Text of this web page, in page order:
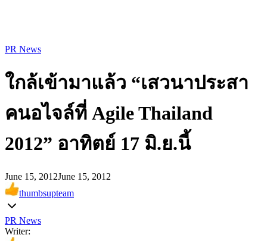
PR News
ใกล้เข้ามาแล้ว “เสวนาประสา
คนอไจล์ที่ Agile Thailand
2012” อาทิตย์ 17 มิ.ย.นี้
June 15, 2012June 15, 2012
thumbsupteam
PR News
Writer: